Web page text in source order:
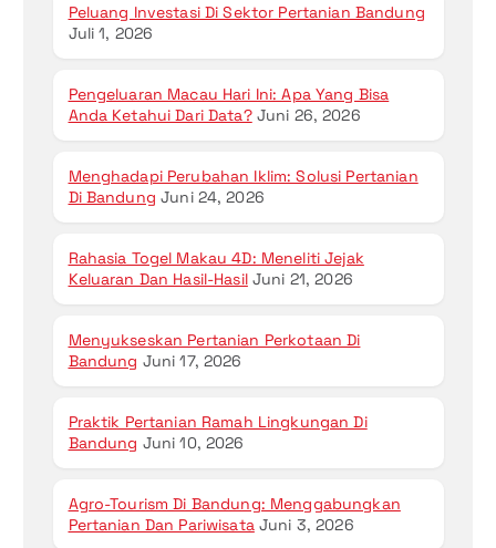
Peluang Investasi Di Sektor Pertanian Bandung
Juli 1, 2026
Pengeluaran Macau Hari Ini: Apa Yang Bisa
Anda Ketahui Dari Data? Juni 26, 2026
Menghadapi Perubahan Iklim: Solusi Pertanian
Di Bandung Juni 24, 2026
Rahasia Togel Makau 4D: Meneliti Jejak
Keluaran Dan Hasil-Hasil Juni 21, 2026
Menyukseskan Pertanian Perkotaan Di
Bandung Juni 17, 2026
Praktik Pertanian Ramah Lingkungan Di
Bandung Juni 10, 2026
Agro-Tourism Di Bandung: Menggabungkan
Pertanian Dan Pariwisata Juni 3, 2026